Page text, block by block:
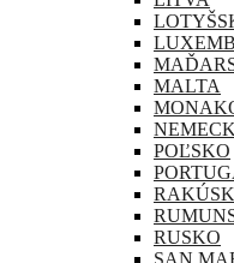
MALTA
POĽSKO
RUSKO
SAN